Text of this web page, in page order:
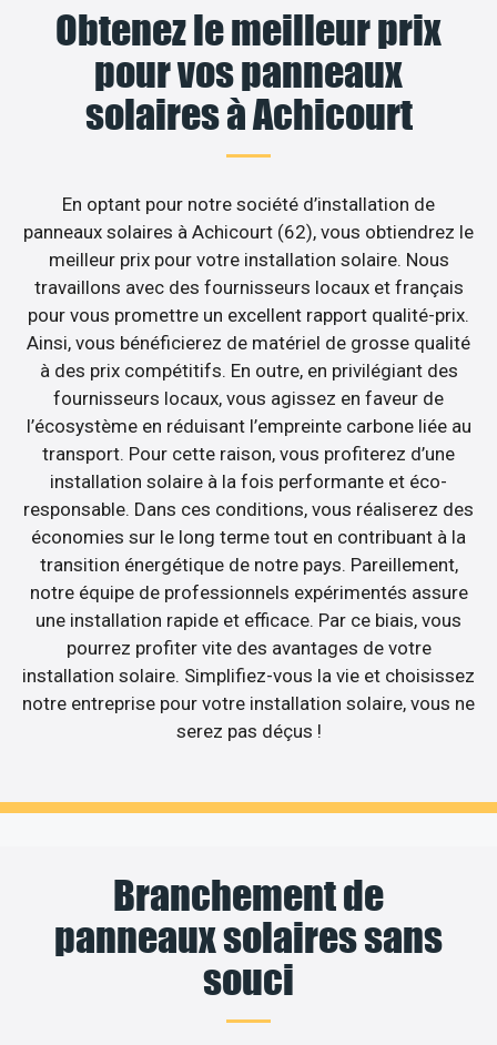
Obtenez le meilleur prix
pour vos panneaux
solaires à Achicourt
En optant pour notre société d’installation de
panneaux solaires à Achicourt (62), vous obtiendrez le
meilleur prix pour votre installation solaire. Nous
travaillons avec des fournisseurs locaux et français
pour vous promettre un excellent rapport qualité-prix.
Ainsi, vous bénéficierez de matériel de grosse qualité
à des prix compétitifs. En outre, en privilégiant des
fournisseurs locaux, vous agissez en faveur de
l’écosystème en réduisant l’empreinte carbone liée au
transport. Pour cette raison, vous profiterez d’une
installation solaire à la fois performante et éco-
responsable. Dans ces conditions, vous réaliserez des
économies sur le long terme tout en contribuant à la
transition énergétique de notre pays. Pareillement,
notre équipe de professionnels expérimentés assure
une installation rapide et efficace. Par ce biais, vous
pourrez profiter vite des avantages de votre
installation solaire. Simplifiez-vous la vie et choisissez
notre entreprise pour votre installation solaire, vous ne
serez pas déçus !
Branchement de
panneaux solaires sans
souci